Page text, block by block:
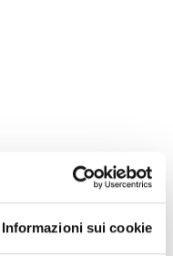
Informazioni sui cookie